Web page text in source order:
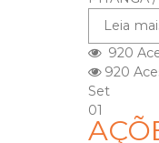
Leia
920
920
Set
01